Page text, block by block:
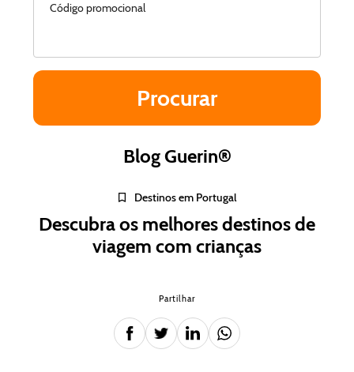
Código promocional
Blog Guerin®
Destinos em Portugal
Descubra os melhores destinos de
viagem com crianças
Partilhar